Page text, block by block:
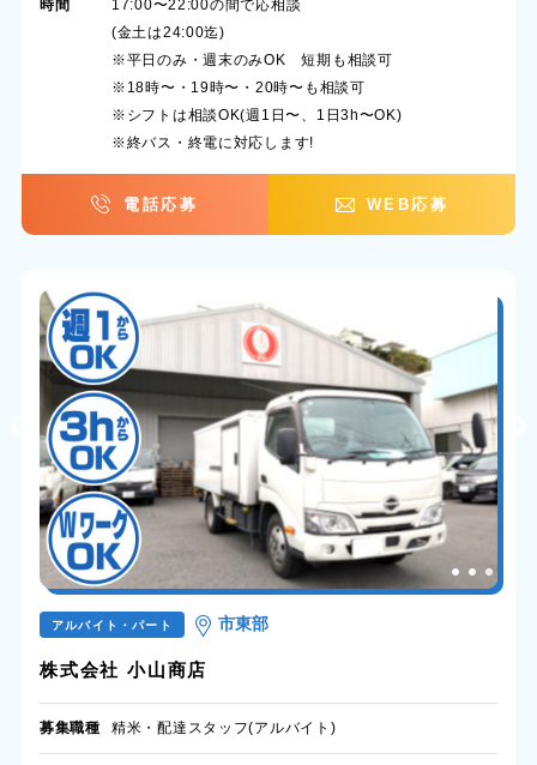
時間
17:00〜22:00の間で応相談
(金土は24:00迄)
※平日のみ・週末のみOK 短期も相談可
※18時〜・19時〜・20時〜も相談可
※シフトは相談OK(週1日〜、1日3h〜OK)
※終バス・終電に対応します!
電話応募 WEB応募
アルバイト・パート 市東部
株式会社 小山商店
募集職種 精米・配達スタッフ(アルバイト)